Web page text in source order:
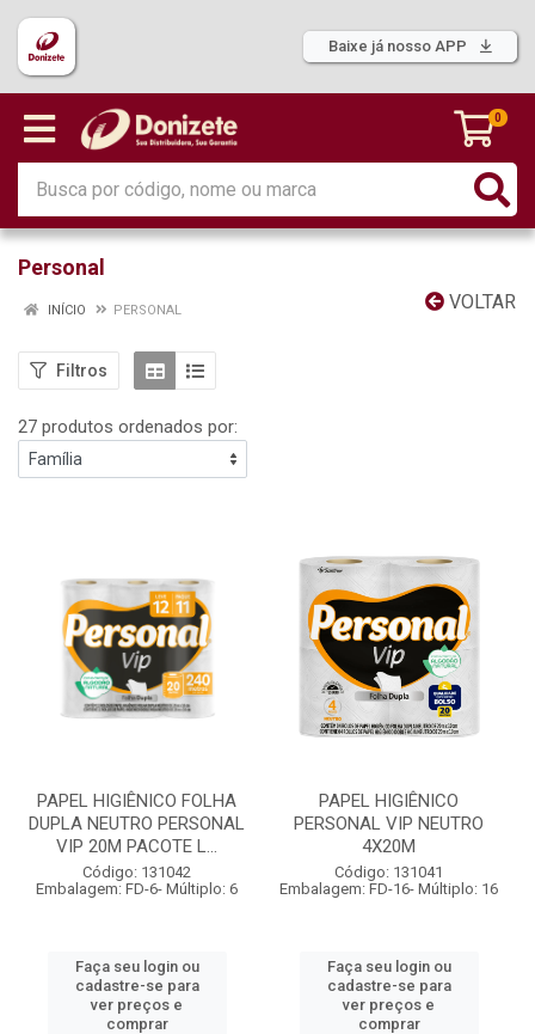
Baixe já nosso APP
0
Personal
VOLTAR
INÍCIO PERSONAL
Filtros
27 produtos ordenados por:
PAPEL HIGIÊNICO FOLHA
DUPLA NEUTRO PERSONAL
VIP 20M PACOTE L...
Código: 131042
Embalagem: FD-6- Múltiplo: 6
Faça seu login ou
cadastre-se para
ver preços e
comprar
PAPEL HIGIÊNICO
PERSONAL VIP NEUTRO
4X20M
Código: 131041
Embalagem: FD-16- Múltiplo: 16
Faça seu login ou
cadastre-se para
ver preços e
comprar